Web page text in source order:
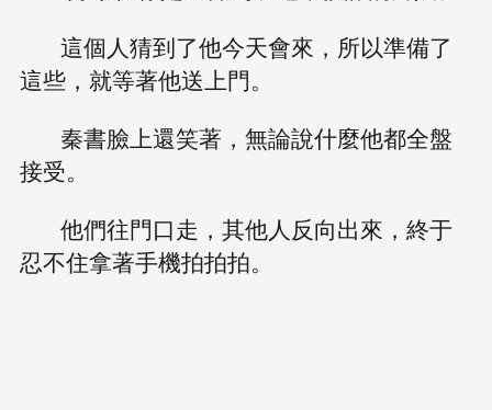
這個人猜到了他今天會來，所以準備了
這些，就等著他送上門。
秦書臉上還笑著，無論說什麼他都全盤
接受。
他們往門口走，其他人反向出來，終于
忍不住拿著手機拍拍拍。